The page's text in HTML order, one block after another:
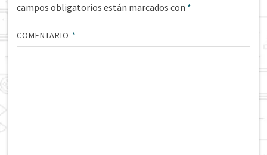
campos obligatorios están marcados con *
COMENTARIO *